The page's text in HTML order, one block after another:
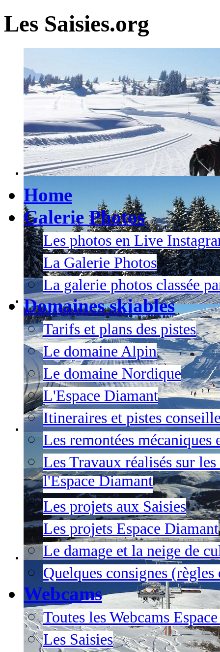
Les Saisies.org
Home
Galerie Photos
Les photos en Live
La Galerie Photos
La galerie photos classée
Domaines skiables
Tarifs et plans des pistes
Le domaine Alpin
Le domaine Nordique
L'Espace Diamant
Itineraires et pistes
Les remontées mécaniques
Les Travaux réalisés sur
l'Espace Diamant
Les projets aux Saisies
Les projets Espace Diamant
Le damage et la neige de
Quelques consignes (règles
Webcams
Toutes les Webcams
Les Saisies